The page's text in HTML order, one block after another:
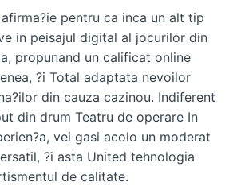
pentru ca inca un alt tip
in peisajul digital al jocurilor din
propunand un calificat online
?i Total adaptata nevoilor
din cauza cazinou. Indiferent
din drum Teatru de operare In
vei gasi acolo un moderat
?i asta United tehnologia
de calitate.